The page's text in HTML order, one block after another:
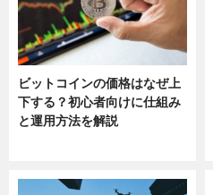
ビットコインの価格はなぜ上
下する？初心者向けに仕組み
と運用方法を解説